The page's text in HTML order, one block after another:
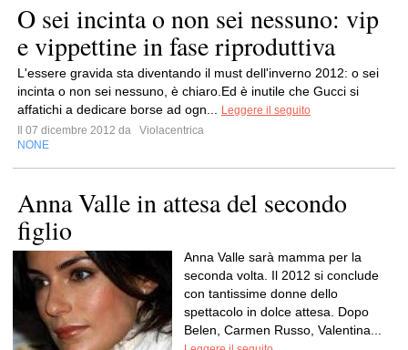
O sei incinta o non sei nessuno: vip
e vippettine in fase riproduttiva
L'essere gravida sta diventando il must dell'inverno 2012: o sei
incinta o non sei nessuno, è chiaro.Ed è inutile che Gucci si
affatichi a dedicare borse ad ogn...
Leggere il seguito
Il 07 dicembre 2012 da
Violacentrica
NONE
Anna Valle in attesa del secondo
figlio
Anna Valle sarà mamma per la
seconda volta. Il 2012 si conclude
con tantissime donne dello
spettacolo in dolce attesa. Dopo
Belen, Carmen Russo, Valentina...